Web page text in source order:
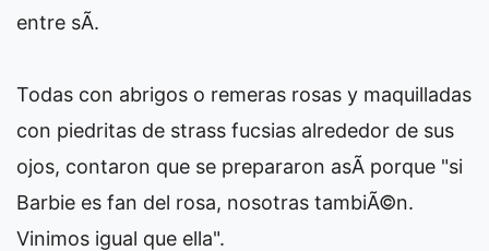
entre sÃ­.
Todas con abrigos o remeras rosas y maquilladas
con piedritas de strass fucsias alrededor de sus
ojos, contaron que se prepararon asÃ­ porque "si
Barbie es fan del rosa, nosotras tambiÃ©n.
Vinimos igual que ella".